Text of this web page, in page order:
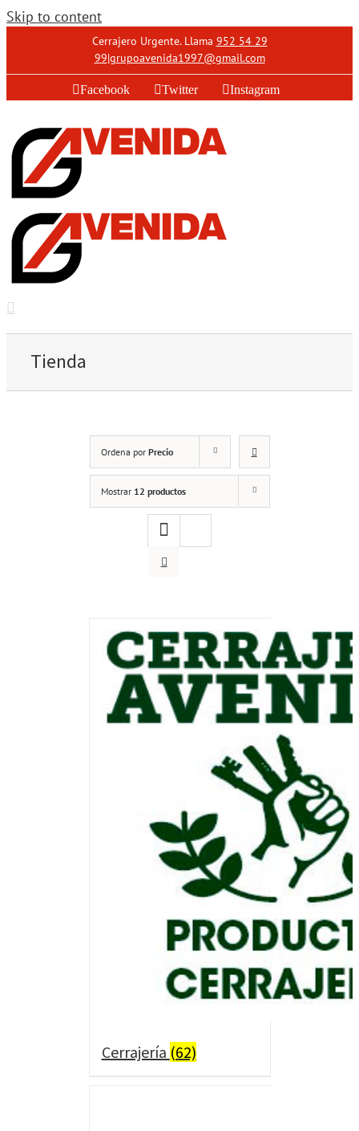
Skip to content
Cerrajero Urgente. Llama 952 54 29
99|grupoavenida1997@gmail.com
Facebook Twitter Instagram
Tienda
Ordena por Precio
Mostrar 12 productos
Cerrajería (62)